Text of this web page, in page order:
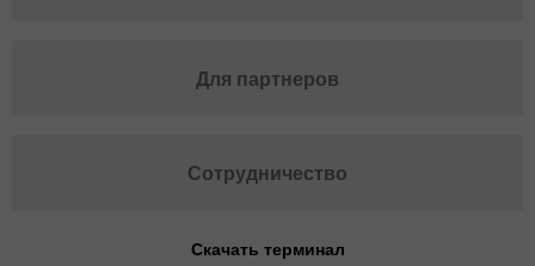
Для партнеров
Сотрудничество
Скачать терминал